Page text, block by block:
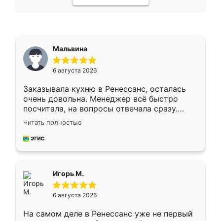
Мальвина
6 августа 2026
Заказывала кухню в Ренессанс, осталась
очень довольна. Менеджер всё быстро
посчитала, на вопросы отвечала сразу.
Замерщик приехал в субботу, подошёл к
делу со всей ответственностью. Собрали
за день, ребята работали аккуратно, даже
Читать полностью
Игорь М.
6 августа 2026
На самом деле в Ренессанс уже не первый